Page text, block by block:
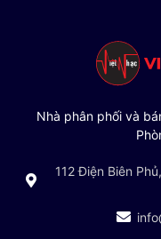
Nhà phân phối và
112 Điện Biên